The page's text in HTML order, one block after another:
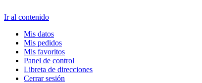
Ir al contenido
Mis datos
Mis pedidos
Mis favoritos
Panel de control
Libreta de direcciones
Cerrar sesión